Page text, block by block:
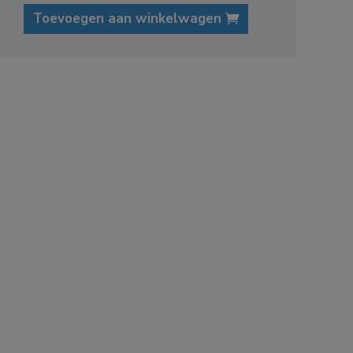
Toevoegen aan winkelwagen